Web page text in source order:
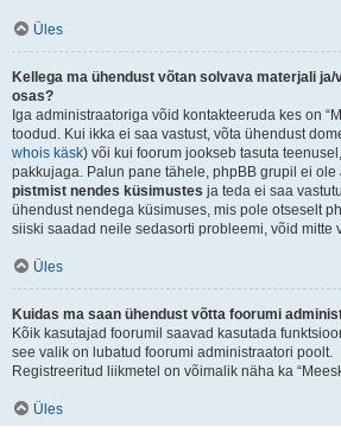
Üles
Kellega ma ühendust võtan solvava materjali
osas?
Iga administraatoriga võid kontakteeruda kes on
toodud. Kui ikka ei saa vastust, võta ühendust
whois käsk) või kui foorum jookseb tasuta
pakkujaga. Palun pane tähele, phpBB grupil ei ole
pistmist nendes küsimustes ja teda ei saa
ühendust nendega küsimuses, mis pole otseselt
siiski saadad neile sedasorti probleemi, võid mitte
Üles
Kuidas ma saan ühendust võtta foorumi
Kõik kasutajad foorumil saavad kasutada
see valik on lubatud foorumi administraatori poolt.
Registreeritud liikmetel on võimalik näha ka
Üles